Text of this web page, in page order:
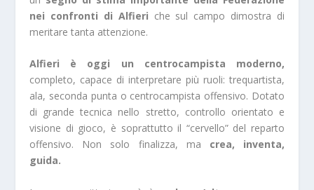
nei confronti di Alfieri che sul campo dimostra di
meritare tanta attenzione.
Alfieri è oggi un centrocampista moderno,
completo, capace di interpretare più ruoli: trequartista,
ala, seconda punta o centrocampista offensivo. Dotato
di grande tecnica nello stretto, controllo orientato e
visione di gioco, è soprattutto il “cervello” del reparto
offensivo. Non solo finalizza, ma crea, inventa,
guida.